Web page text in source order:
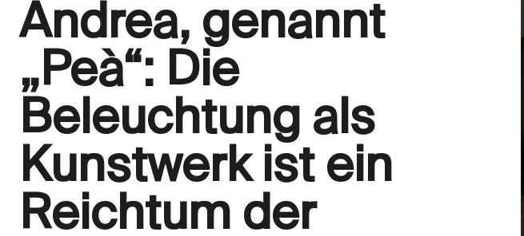
Andrea, genannt
„Peà“: Die
Beleuchtung als
Kunstwerk ist ein
Reichtum der